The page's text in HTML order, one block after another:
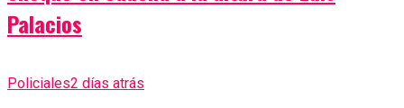
Palacios
Policiales2 días atrás